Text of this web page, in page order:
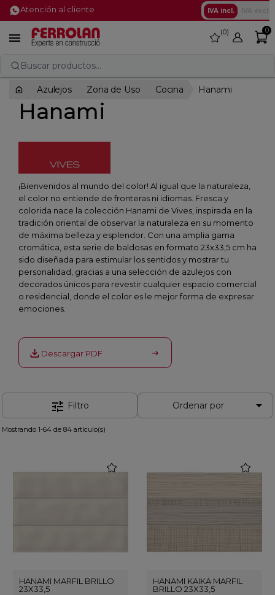
Atención al cliente IVA incl.
 favorite
0 0
Buscar productos...
Azulejos Zona de Uso Cocina Hanami
Hanami
¡Bienvenidos al mundo del color! Al igual que la naturaleza,
el color no entiende de fronteras ni idiomas. Fresca y
colorida nace la colección Hanami de Vives, inspirada en la
tradición oriental de observar la naturaleza en su momento
de máxima belleza y esplendor. Con una amplia gama
cromática, esta serie de baldosas en formato 23x33,5 cm ha
sido diseñada para estimular los sentidos y mostrar tu
personalidad, gracias a una selección de azulejos con
decorados únicos para revestir cualquier espacio comercial
o residencial, donde el color es le mejor forma de expresar
emociones.
Descargar PDF
tune Filtro Ordenar por 
Mostrando 1-64 de 84 artículo(s)
HANAMI MARFIL BRILLO
23X33,5
HANAMI KAIKA MARFIL
BRILLO 23X33,5